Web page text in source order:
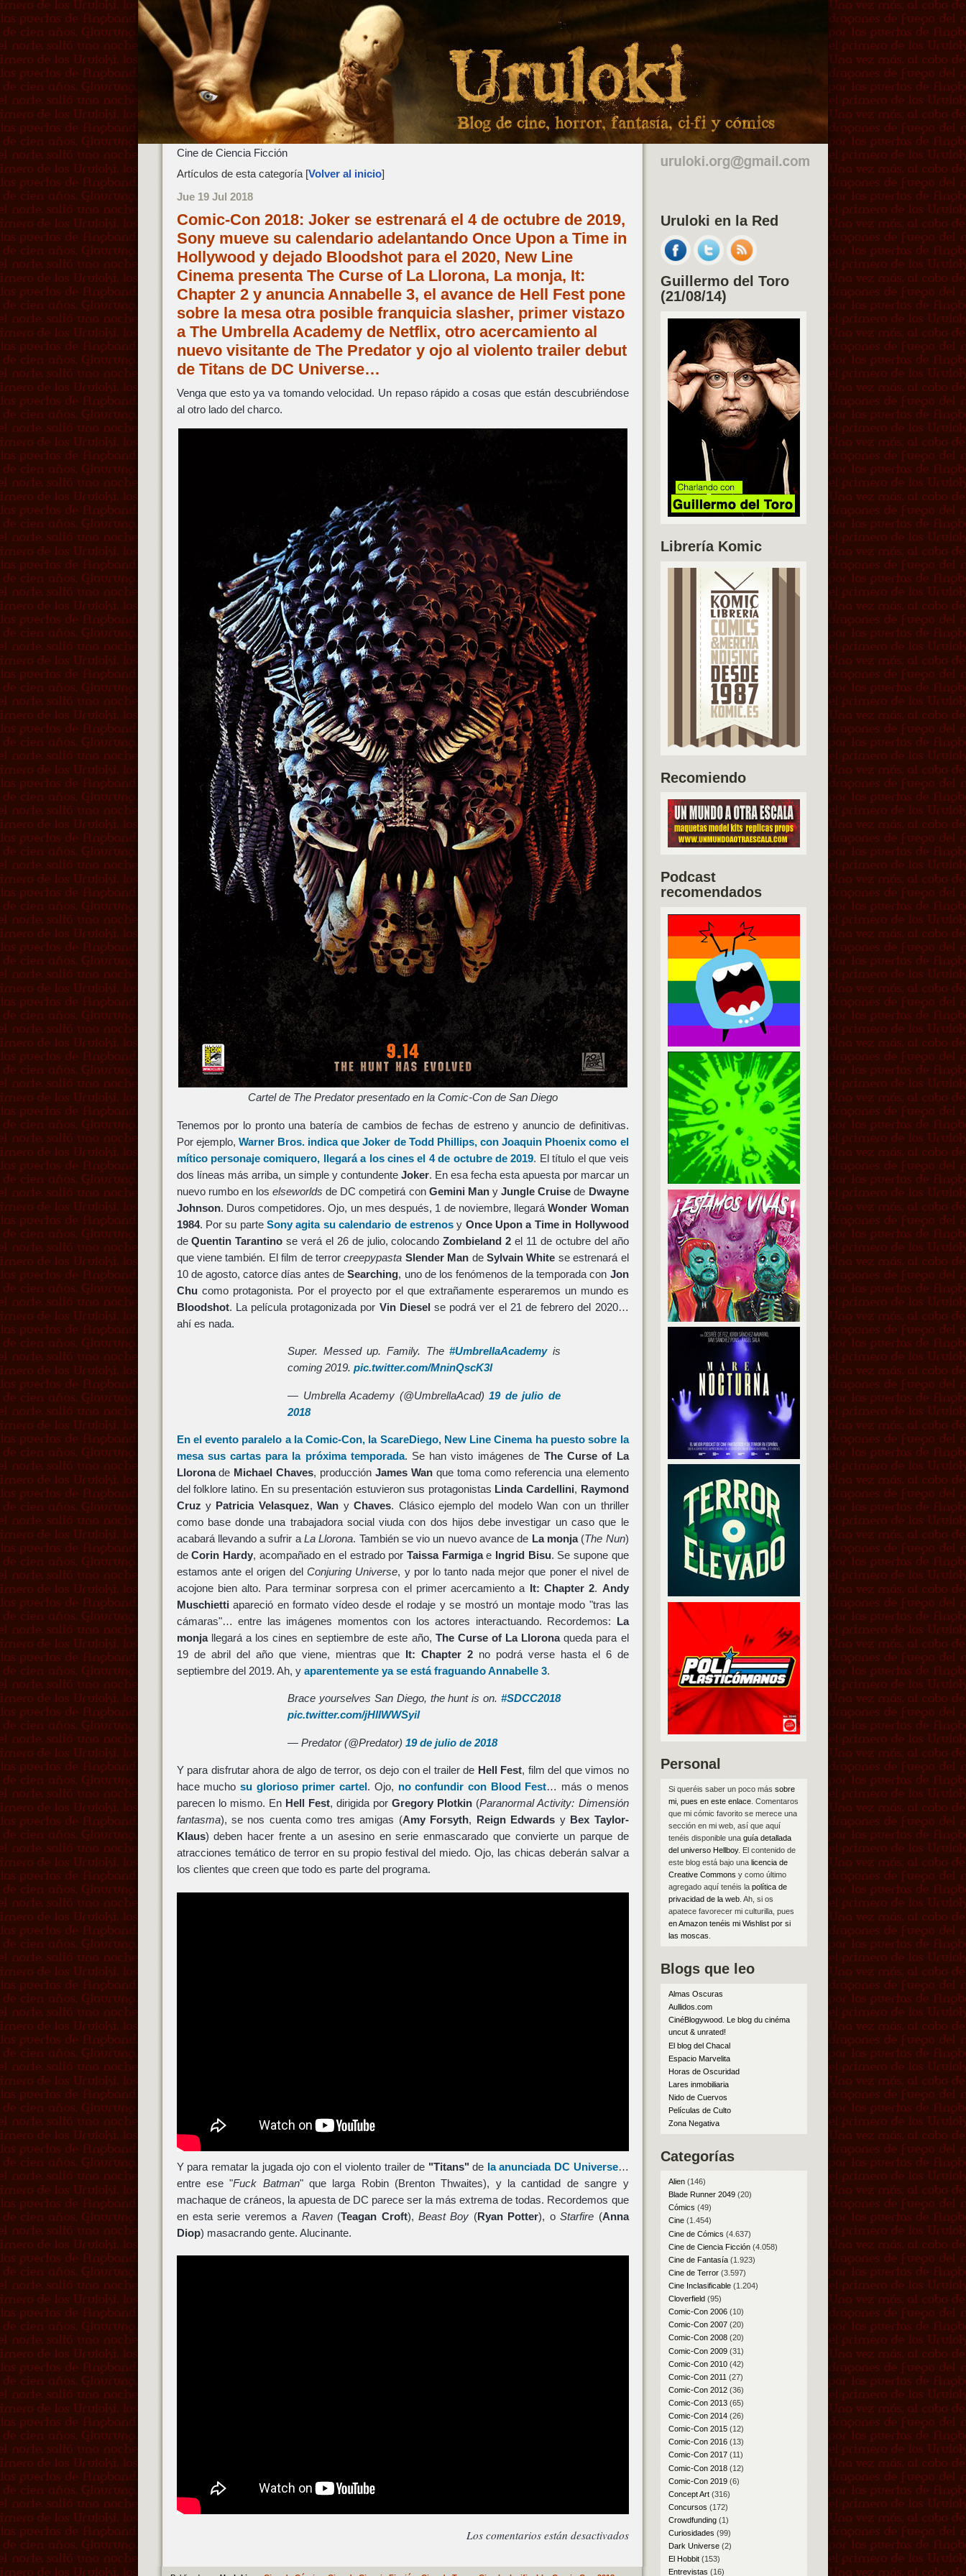
Cine de Ciencia Ficción
Artículos de esta categoría [Volver al inicio]
Jue 19 Jul 2018
Comic-Con 2018: Joker se estrenará el 4 de octubre de 2019,
Sony mueve su calendario adelantando Once Upon a Time in
Hollywood y dejado Bloodshot para el 2020, New Line
Cinema presenta The Curse of La Llorona, La monja, It:
Chapter 2 y anuncia Annabelle 3, el avance de Hell Fest pone
sobre la mesa otra posible franquicia slasher, primer vistazo
a The Umbrella Academy de Netflix, otro acercamiento al
nuevo visitante de The Predator y ojo al violento trailer debut
de Titans de DC Universe…
Venga que esto ya va tomando velocidad. Un repaso rápido a cosas que están descubriéndose
al otro lado del charco.
Cartel de The Predator presentado en la Comic-Con de San Diego
Tenemos por lo pronto una batería de cambios de fechas de estreno y anuncio de definitivas.
Por ejemplo, Warner Bros.indica queJoker de Todd Phillips, conJoaquin Phoenix como el
mítico personaje comiquero, llegará a los cines el 4 de octubre de 2019. El título el que veis
dos líneas más arriba, un simple y contundente Joker. En esa fecha esta apuesta por marcar un
nuevo rumbo en loselseworlds de DC competirá con Gemini ManyJungle Cruise de Dwayne
Johnson. Duros competidores. Ojo, un mes después, 1 de noviembre, llegaráWonder Woman
1984. Por su parteSony agita su calendario de estrenosy Once Upon a Time in Hollywood
deQuentin Tarantino se verá el 26 de julio, colocandoZombieland 2 el 11 de octubre del año
que viene también. El film de terrorcreepypasta Slender Man de Sylvain White se estrenará el
10 de agosto, catorce días antes deSearching, uno de los fenómenos de la temporada con Jon
Chucomo protagonista. Por el proyecto por el que extrañamente esperaremos un mundo es
Bloodshot. La película protagonizada por Vin Diesel se podrá ver el 21 de febrero del 2020…
ahí es nada.
Super. Messed up. Family. The#UmbrellaAcademyis
coming 2019.pic.twitter.com/MninQscK3l
— Umbrella Academy (@UmbrellaAcad)19 de julio de
2018
En el evento paralelo a la Comic-Con, la ScareDiego, New Line Cinemaha puesto sobre la
mesa sus cartas para la próxima temporada. Se han visto imágenes de The Curse of La
Lloronade Michael Chaves, producciónJames Wan que toma como referencia una elemento
del folklore latino. En su presentación estuvieron sus protagonistas Linda Cardellini, Raymond
Cruz y Patricia Velasquez,Wan yChaves. Clásico ejemplo del modelo Wan con un thriller
como base donde una trabajadora social viuda con dos hijos debe investigar un caso que le
acabará llevando a sufrir aLa Llorona. También se vio un nuevo avance de La monja(The Nun)
deCorin Hardy, acompañado en el estrado por Taissa Farmigae Ingrid Bisu. Se supone que
estamos ante el origen delConjuring Universe, y por lo tanto nada mejor que poner el nivel de
acojone bien alto. Para terminar sorpresa con el primer acercamiento a It: Chapter 2. Andy
Muschietti apareció en formato vídeo desde el rodaje y se mostró un montaje modo "tras las
cámaras"… entre las imágenes momentos con los actores interactuando. Recordemos: La
monjallegará a los cines en septiembre de este año, The Curse of La Lloronaqueda para el
19 de abril del año que viene, mientras que It: Chapter 2no podrá verse hasta el 6 de
septiembre del 2019. Ah, y aparentemente ya se está fraguandoAnnabelle 3.
Brace yourselves San Diego, the hunt is on.#SDCC2018
pic.twitter.com/jHlIWWSyil
— Predator (@Predator)19 de julio de 2018
Y para disfrutar ahora de algo de terror, os dejo con el trailer de Hell Fest, film del que vimos no
hace mucho su glorioso primer cartel. Ojo, no confundir con Blood Fest… más o menos
parecen lo mismo. En Hell Fest, dirigida porGregory Plotkin (Paranormal Activity: Dimensión
fantasma), se nos cuenta como tres amigas (Amy Forsyth, Reign Edwards y Bex Taylor-
Klaus) deben hacer frente a un asesino en serie enmascarado que convierte un parque de
atracciones temático de terror en su propio festival del miedo. Ojo, las chicas deberán salvar a
los clientes que creen que todo es parte del programa.
Y para rematar la jugada ojo con el violento trailer de "Titans" de la anunciada DC Universe…
entre ese "Fuck Batman" que larga Robin (Brenton Thwaites), y la cantidad de sangre y
machaque de cráneos, la apuesta de DC parece ser la más extrema de todas. Recordemos que
en esta serie veremos a Raven(Teagan Croft), Beast Boy (Ryan Potter), oStarfire (Anna
Diop) masacrando gente. Alucinante.
Los comentarios están desactivados
Uruloki en la Red
Guillermo del Toro
(21/08/14)
Librería Komic
Recomiendo
Podcast
recomendados
Personal
Si queréis saber un poco más sobre
mi, pues en este enlace. Comentaros
que mi cómic favorito se merece una
sección en mi web, así que aquí
tenéis disponible una guía detallada
del universo Hellboy. El contenido de
este blog está bajo una licencia de
Creative Commons y como último
agregado aquí tenéis la política de
privacidad de la web. Ah, si os
apatece favorecer mi culturilla, pues
en Amazon tenéis mi Wishlist por si
las moscas
Blogs que leo
Almas Oscuras
Aullidos.com
CinéBlogywood. Le blog du cinéma
uncut & unrated!
El blog del Chacal
Espacio Marvelita
Horas de Oscuridad
Lares inmobiliaria
Nido de Cuervos
Películas de Culto
Zona Negativa
Categorías
Alien(146)
Blade Runner 2049(20)
Cómics (49)
Cine(1.454)
Cine de Cómics (4.637)
Cine de Ciencia Ficción(4.058)
Cine de Fantasía(1.923)
Cine de Terror(3.597)
Cine Inclasificable(1.204)
Cloverfield(95)
Comic-Con 2006(10)
Comic-Con 2007(20)
Comic-Con 2008(20)
Comic-Con 2009(31)
Comic-Con 2010(42)
Comic-Con 2011 (27)
Comic-Con 2012(36)
Comic-Con 2013(65)
Comic-Con 2014(26)
Comic-Con 2015(12)
Comic-Con 2016(13)
Comic-Con 2017(11)
Comic-Con 2018(12)
Comic-Con 2019(6)
Concept Art(316)
Concursos (172)
Crowdfunding(1)
Curiosidades (99)
Dark Universe(2)
El Hobbit(153)
Entrevistas (16)